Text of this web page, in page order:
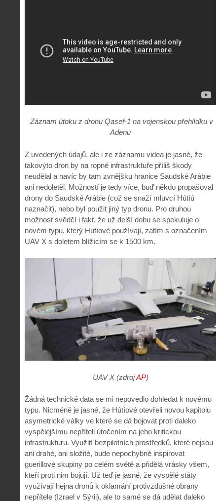
Záznam útoku z dronu Qasef-1 na vojenskou přehlídku v
Adenu
Z uvedených údajů, ale i ze záznamu videa je jasné, že
takovýto dron by na ropné infrastruktuře příliš škody
neudělal a navíc by tam zvnějšku hranice Saudské Arábie
ani nedoletěl. Možností je tedy více, buď někdo propašoval
drony do Saudské Arábie (což se snaží mluvcí Hútíú
naznačit), nebo byl použit jiný typ dronu. Pro druhou
možnost svědčí i fakt, že už delší dobu se spekuluje o
novém typu, který Hútíové používají, zatím s označením
UAV X s doletem blížícím se k 1500 km.
UAV X (zdrojAP)
Žádná technické data se mi nepovedlo dohledat k novému
typu. Nicméně je jasné, že Hútíové otevřeli novou kapitolu
asymetrické války ve které se dá bojovat proti daleko
vyspělejšímu nepříteli útočením na jeho kritickou
infrastrukturu. Využití bezpilotních prostředků, které nejsou
ani drahé, ani složité, bude nepochybně inspirovat
guerillové skupiny po celém světě a přidělá vrásky všem,
kteří proti nim bojují. Už teď je jasné, že vyspělé státy
využívají hejna dronů k oklamání protivzdušné obrany
nepřítele (Izrael v Sýrii), ale to samé se dá udělat daleko